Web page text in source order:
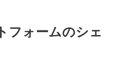
フォームのシェ